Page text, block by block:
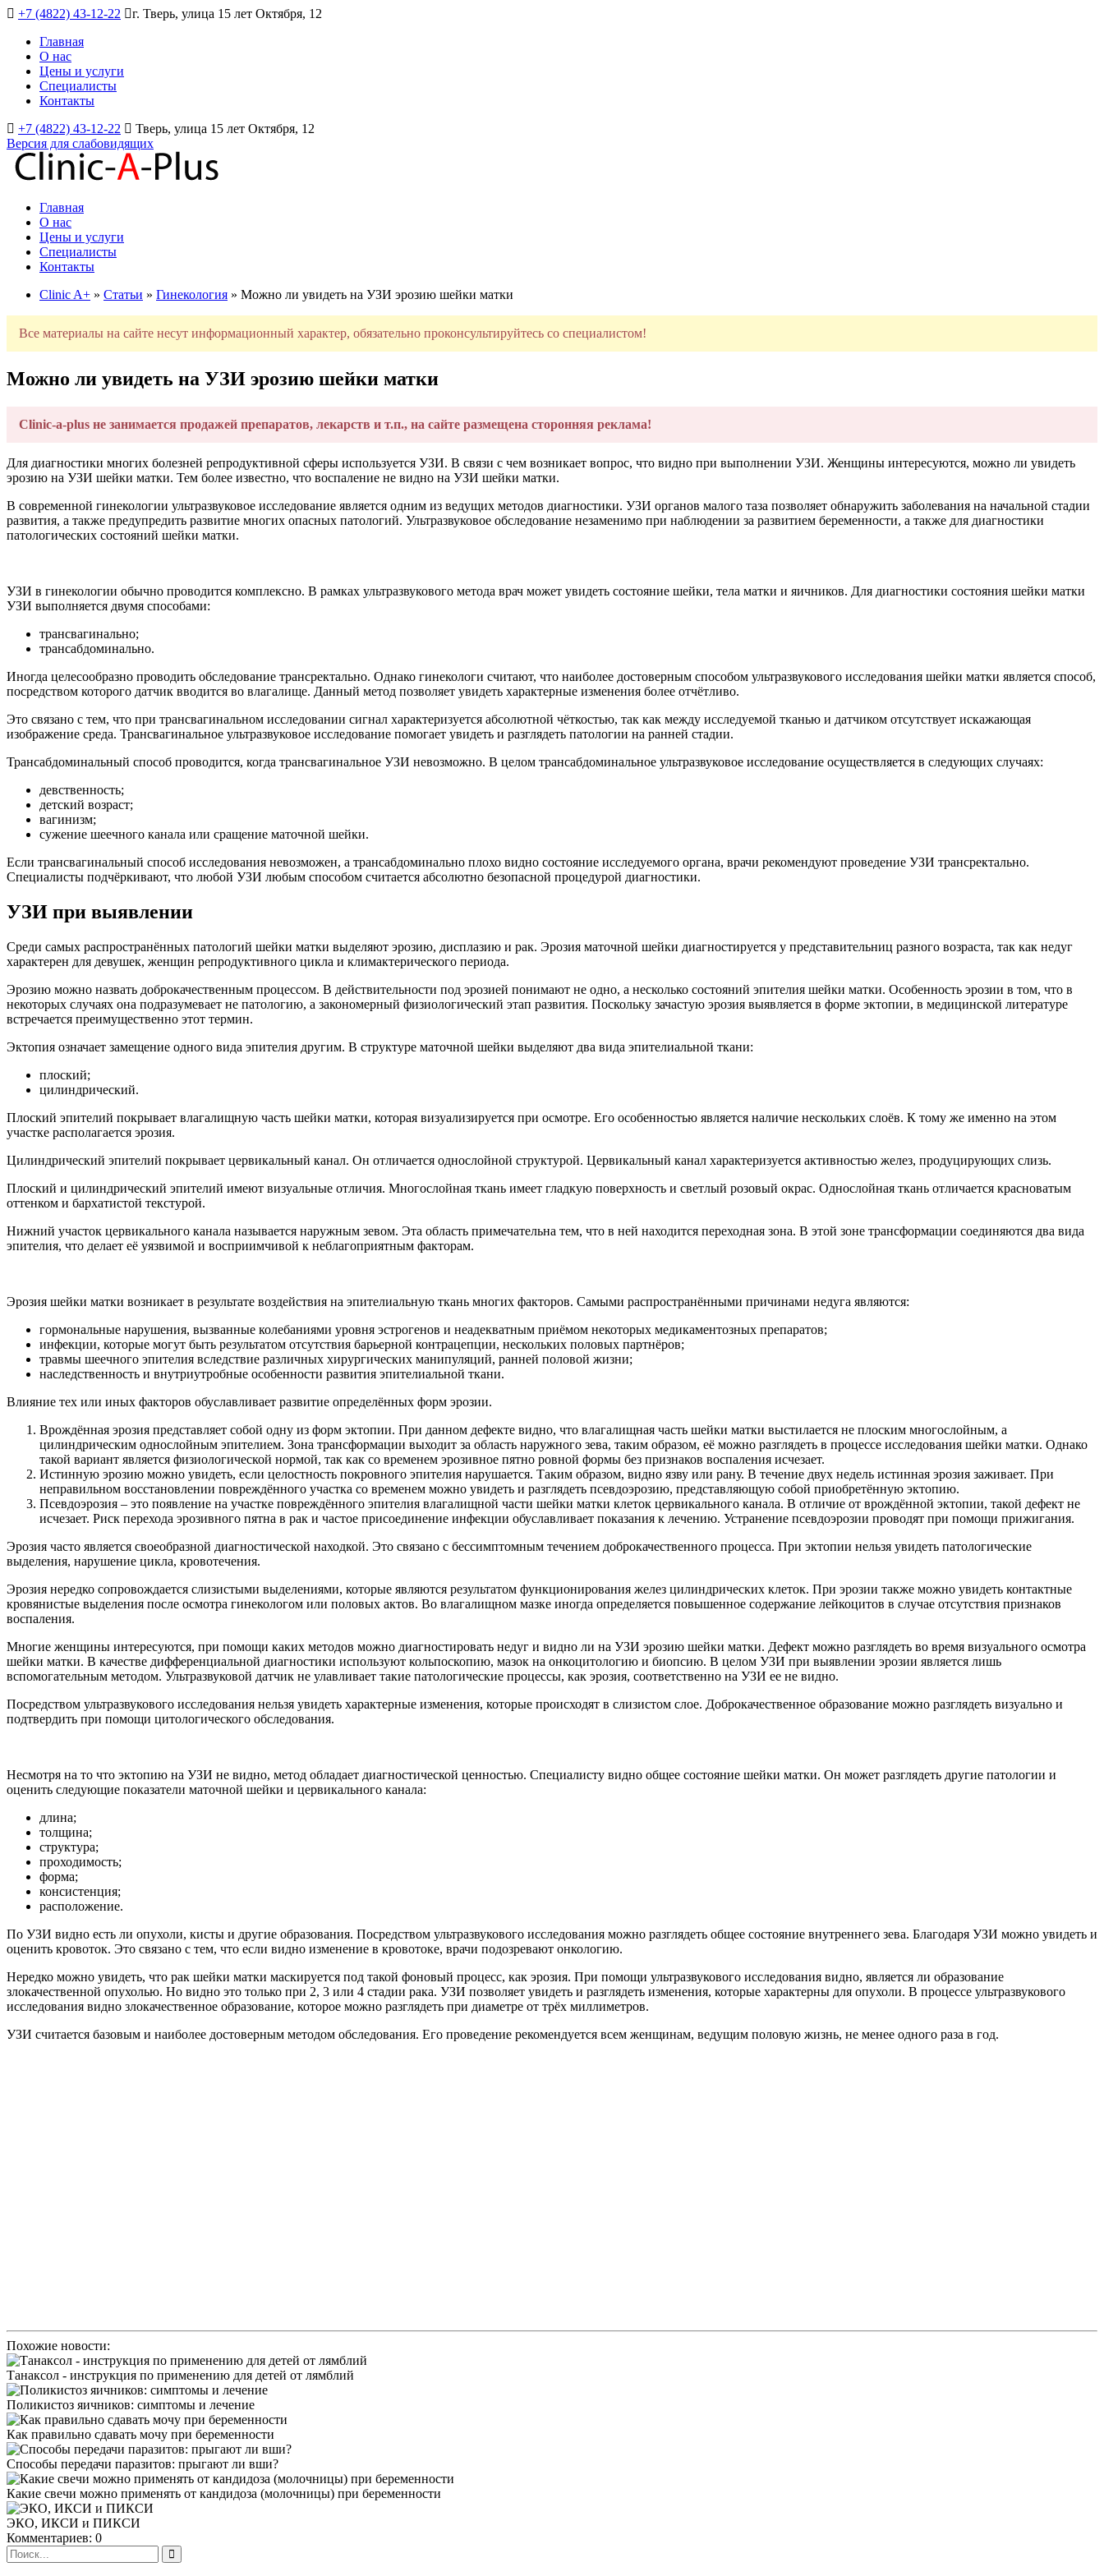
+7 (4822) 43-12-22
г. Тверь, улица 15 лет Октября, 12
Главная
О нас
Цены и услуги
Специалисты
Контакты
+7 (4822) 43-12-22
Тверь, улица 15 лет Октября, 12
Версия для слабовидящих
Главная
О нас
Цены и услуги
Специалисты
Контакты
Clinic A+ » Статьи » Гинекология » Можно ли увидеть на УЗИ эрозию шейки матки
Все материалы на сайте несут информационный характер, обязательно проконсультируйтесь со специалистом!
Можно ли увидеть на УЗИ эрозию шейки матки
Clinic-a-plus не занимается продажей препаратов, лекарств и т.п., на сайте размещена сторонняя реклама!
Для диагностики многих болезней репродуктивной сферы используется УЗИ. В связи с чем возникает вопрос, что видно при выполнении УЗИ. Женщины интересуются, можно ли увидеть
эрозию на УЗИ шейки матки. Тем более известно, что воспаление не видно на УЗИ шейки матки.
В современной гинекологии ультразвуковое исследование является одним из ведущих методов диагностики. УЗИ органов малого таза позволяет обнаружить заболевания на начальной стадии
развития, а также предупредить развитие многих опасных патологий. Ультразвуковое обследование незаменимо при наблюдении за развитием беременности, а также для диагностики
патологических состояний шейки матки.
УЗИ в гинекологии обычно проводится комплексно. В рамках ультразвукового метода врач может увидеть состояние шейки, тела матки и яичников. Для диагностики состояния шейки матки
УЗИ выполняется двумя способами:
трансвагинально;
трансабдоминально.
Иногда целесообразно проводить обследование трансректально. Однако гинекологи считают, что наиболее достоверным способом ультразвукового исследования шейки матки является способ,
посредством которого датчик вводится во влагалище. Данный метод позволяет увидеть характерные изменения более отчётливо.
Это связано с тем, что при трансвагинальном исследовании сигнал характеризуется абсолютной чёткостью, так как между исследуемой тканью и датчиком отсутствует искажающая
изображение среда. Трансвагинальное ультразвуковое исследование помогает увидеть и разглядеть патологии на ранней стадии.
Трансабдоминальный способ проводится, когда трансвагинальное УЗИ невозможно. В целом трансабдоминальное ультразвуковое исследование осуществляется в следующих случаях:
девственность;
детский возраст;
вагинизм;
сужение шеечного канала или сращение маточной шейки.
Если трансвагинальный способ исследования невозможен, а трансабдоминально плохо видно состояние исследуемого органа, врачи рекомендуют проведение УЗИ трансректально.
Специалисты подчёркивают, что любой УЗИ любым способом считается абсолютно безопасной процедурой диагностики.
УЗИ при выявлении
Среди самых распространённых патологий шейки матки выделяют эрозию, дисплазию и рак. Эрозия маточной шейки диагностируется у представительниц разного возраста, так как недуг
характерен для девушек, женщин репродуктивного цикла и климактерического периода.
Эрозию можно назвать доброкачественным процессом. В действительности под эрозией понимают не одно, а несколько состояний эпителия шейки матки. Особенность эрозии в том, что в
некоторых случаях она подразумевает не патологию, а закономерный физиологический этап развития. Поскольку зачастую эрозия выявляется в форме эктопии, в медицинской литературе
встречается преимущественно этот термин.
Эктопия означает замещение одного вида эпителия другим. В структуре маточной шейки выделяют два вида эпителиальной ткани:
плоский;
цилиндрический.
Плоский эпителий покрывает влагалищную часть шейки матки, которая визуализируется при осмотре. Его особенностью является наличие нескольких слоёв. К тому же именно на этом
участке располагается эрозия.
Цилиндрический эпителий покрывает цервикальный канал. Он отличается однослойной структурой. Цервикальный канал характеризуется активностью желез, продуцирующих слизь.
Плоский и цилиндрический эпителий имеют визуальные отличия. Многослойная ткань имеет гладкую поверхность и светлый розовый окрас. Однослойная ткань отличается красноватым
оттенком и бархатистой текстурой.
Нижний участок цервикального канала называется наружным зевом. Эта область примечательна тем, что в ней находится переходная зона. В этой зоне трансформации соединяются два вида
эпителия, что делает её уязвимой и восприимчивой к неблагоприятным факторам.
Эрозия шейки матки возникает в результате воздействия на эпителиальную ткань многих факторов. Самыми распространёнными причинами недуга являются:
гормональные нарушения, вызванные колебаниями уровня эстрогенов и неадекватным приёмом некоторых медикаментозных препаратов;
инфекции, которые могут быть результатом отсутствия барьерной контрацепции, нескольких половых партнёров;
травмы шеечного эпителия вследствие различных хирургических манипуляций, ранней половой жизни;
наследственность и внутриутробные особенности развития эпителиальной ткани.
Влияние тех или иных факторов обуславливает развитие определённых форм эрозии.
Врождённая эрозия представляет собой одну из форм эктопии. При данном дефекте видно, что влагалищная часть шейки матки выстилается не плоским многослойным, а
цилиндрическим однослойным эпителием. Зона трансформации выходит за область наружного зева, таким образом, её можно разглядеть в процессе исследования шейки матки. Однако
такой вариант является физиологической нормой, так как со временем эрозивное пятно ровной формы без признаков воспаления исчезает.
Истинную эрозию можно увидеть, если целостность покровного эпителия нарушается. Таким образом, видно язву или рану. В течение двух недель истинная эрозия заживает. При
неправильном восстановлении повреждённого участка со временем можно увидеть и разглядеть псевдоэрозию, представляющую собой приобретённую эктопию.
Псевдоэрозия – это появление на участке повреждённого эпителия влагалищной части шейки матки клеток цервикального канала. В отличие от врождённой эктопии, такой дефект не
исчезает. Риск перехода эрозивного пятна в рак и частое присоединение инфекции обуславливает показания к лечению. Устранение псевдоэрозии проводят при помощи прижигания.
Эрозия часто является своеобразной диагностической находкой. Это связано с бессимптомным течением доброкачественного процесса. При эктопии нельзя увидеть патологические
выделения, нарушение цикла, кровотечения.
Эрозия нередко сопровождается слизистыми выделениями, которые являются результатом функционирования желез цилиндрических клеток. При эрозии также можно увидеть контактные
кровянистые выделения после осмотра гинекологом или половых актов. Во влагалищном мазке иногда определяется повышенное содержание лейкоцитов в случае отсутствия признаков
воспаления.
Многие женщины интересуются, при помощи каких методов можно диагностировать недуг и видно ли на УЗИ эрозию шейки матки. Дефект можно разглядеть во время визуального осмотра
шейки матки. В качестве дифференциальной диагностики используют кольпоскопию, мазок на онкоцитологию и биопсию. В целом УЗИ при выявлении эрозии является лишь
вспомогательным методом. Ультразвуковой датчик не улавливает такие патологические процессы, как эрозия, соответственно на УЗИ ее не видно.
Посредством ультразвукового исследования нельзя увидеть характерные изменения, которые происходят в слизистом слое. Доброкачественное образование можно разглядеть визуально и
подтвердить при помощи цитологического обследования.
Несмотря на то что эктопию на УЗИ не видно, метод обладает диагностической ценностью. Специалисту видно общее состояние шейки матки. Он может разглядеть другие патологии и
оценить следующие показатели маточной шейки и цервикального канала:
длина;
толщина;
структура;
проходимость;
форма;
консистенция;
расположение.
По УЗИ видно есть ли опухоли, кисты и другие образования. Посредством ультразвукового исследования можно разглядеть общее состояние внутреннего зева. Благодаря УЗИ можно увидеть и
оценить кровоток. Это связано с тем, что если видно изменение в кровотоке, врачи подозревают онкологию.
Нередко можно увидеть, что рак шейки матки маскируется под такой фоновый процесс, как эрозия. При помощи ультразвукового исследования видно, является ли образование
злокачественной опухолью. Но видно это только при 2, 3 или 4 стадии рака. УЗИ позволяет увидеть и разглядеть изменения, которые характерны для опухоли. В процессе ультразвукового
исследования видно злокачественное образование, которое можно разглядеть при диаметре от трёх миллиметров.
УЗИ считается базовым и наиболее достоверным методом обследования. Его проведение рекомендуется всем женщинам, ведущим половую жизнь, не менее одного раза в год.
Похожие новости:
Танаксол - инструкция по применению для детей от лямблий
Поликистоз яичников: симптомы и лечение
Как правильно сдавать мочу при беременности
Способы передачи паразитов: прыгают ли вши?
Какие свечи можно применять от кандидоза (молочницы) при беременности
ЭКО, ИКСИ и ПИКСИ
Комментариев: 0